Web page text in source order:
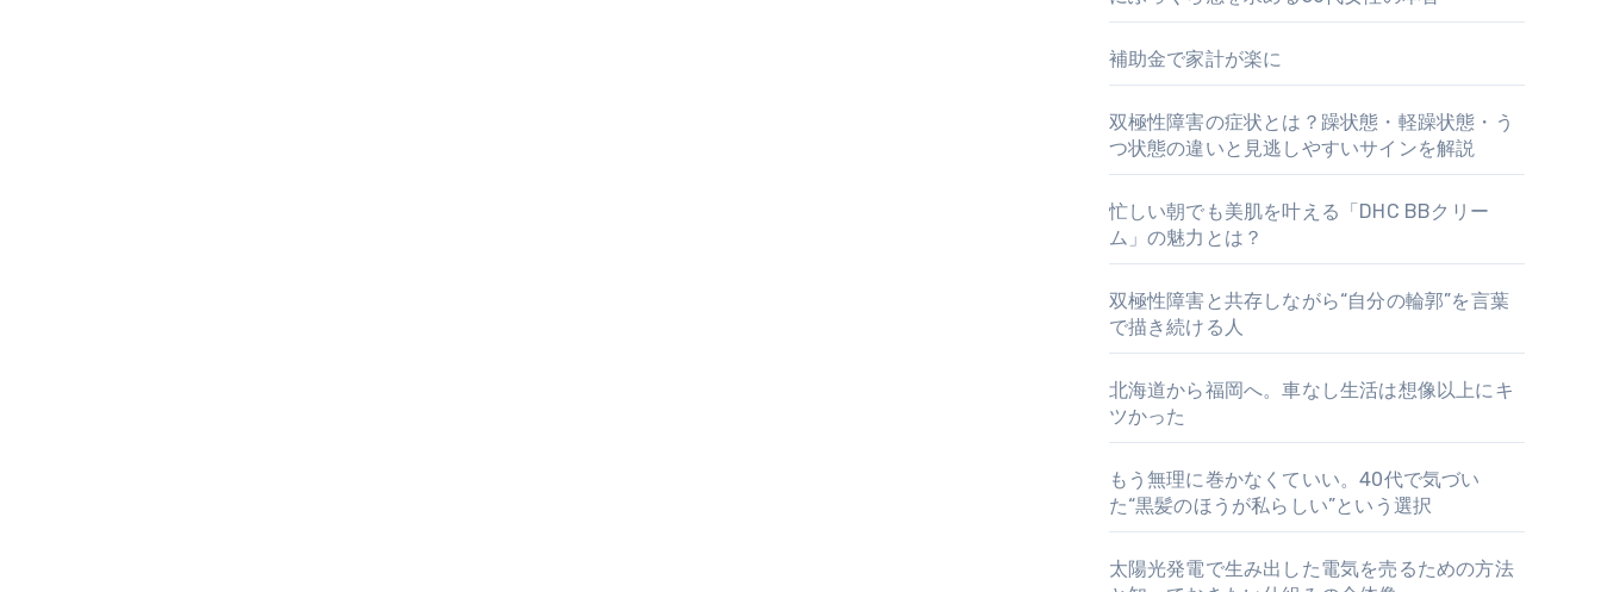
補助金で家計が楽に
双極性障害の症状とは？躁状態・軽躁状態・う
つ状態の違いと見逃しやすいサインを解説
忙しい朝でも美肌を叶える「DHC BBクリー
ム」の魅力とは？
双極性障害と共存しながら“自分の輪郭”を言葉
で描き続ける人
北海道から福岡へ。車なし生活は想像以上にキ
ツかった
もう無理に巻かなくていい。40代で気づい
た“黒髪のほうが私らしい”という選択
太陽光発電で生み出した電気を売るための方法